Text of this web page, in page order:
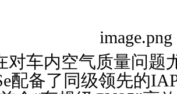
对车内空气质量问题
配备了同级领先的